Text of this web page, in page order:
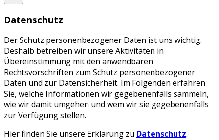
Datenschutz
Der Schutz personenbezogener Daten ist uns wichtig.
Deshalb betreiben wir unsere Aktivitäten in
Übereinstimmung mit den anwendbaren
Rechtsvorschriften zum Schutz personenbezogener
Daten und zur Datensicherheit. Im Folgenden erfahren
Sie, welche Informationen wir gegebenenfalls sammeln,
wie wir damit umgehen und wem wir sie gegebenenfalls
zur Verfügung stellen.
Hier finden Sie unsere Erklärung zu Datenschutz.